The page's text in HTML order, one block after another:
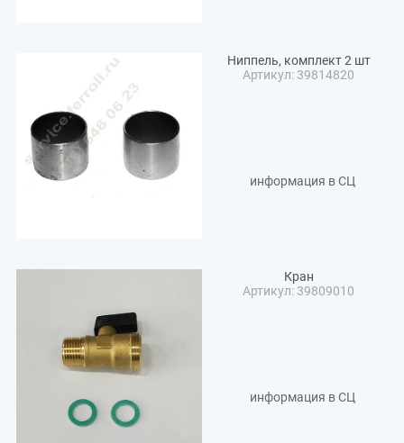
Ниппель, комплект 2 шт
Артикул: 39814820
информация в СЦ
Кран
Артикул: 39809010
информация в СЦ